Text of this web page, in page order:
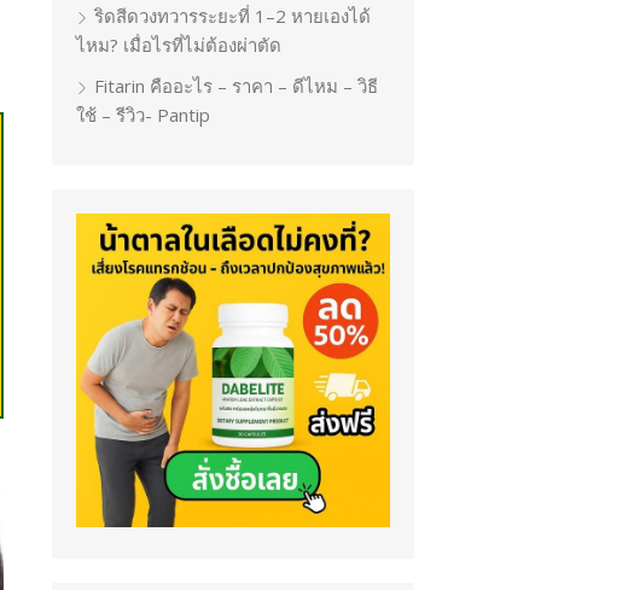
ริดสีดวงทวารระยะที่ 1–2 หายเองได้
ไหม? เมื่อไรที่ไม่ต้องผ่าตัด
Fitarin คืออะไร – ราคา – ดีไหม – วิธี
ใช้ – รีวิว- Pantip